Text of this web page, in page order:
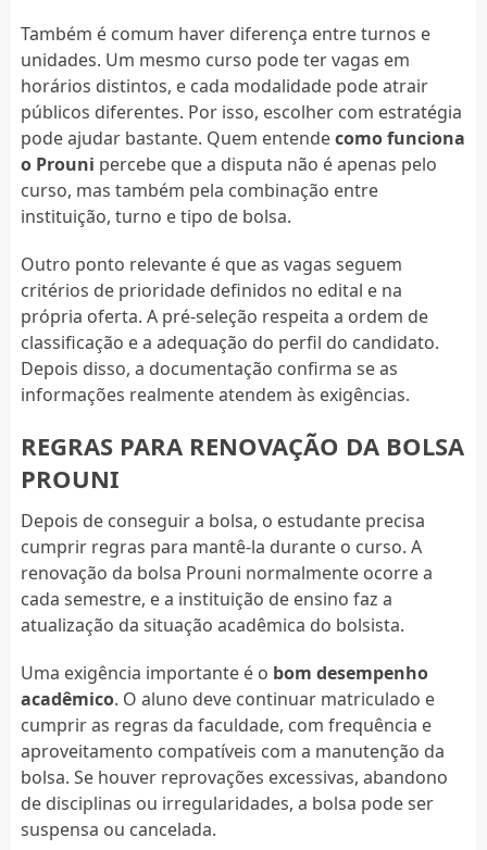
Também é comum haver diferença entre turnos e
unidades. Um mesmo curso pode ter vagas em
horários distintos, e cada modalidade pode atrair
públicos diferentes. Por isso, escolher com estratégia
pode ajudar bastante. Quem entendecomo funciona
o Prouni percebe que a disputa não é apenas pelo
curso, mas também pela combinação entre
instituição, turno e tipo de bolsa.
Outro ponto relevante é que as vagas seguem
critérios de prioridade definidos no edital e na
própria oferta. A pré-seleção respeita a ordem de
classificação e a adequação do perfil do candidato.
Depois disso, a documentação confirma se as
informações realmente atendem às exigências.
REGRAS PARA RENOVAÇÃO DA BOLSA
PROUNI
Depois de conseguir a bolsa, o estudante precisa
cumprir regras para mantê-la durante o curso. A
renovação da bolsa Prouni normalmente ocorre a
cada semestre, e a instituição de ensino faz a
atualização da situação acadêmica do bolsista.
Uma exigência importante é o bom desempenho
acadêmico. O aluno deve continuar matriculado e
cumprir as regras da faculdade, com frequência e
aproveitamento compatíveis com a manutenção da
bolsa. Se houver reprovações excessivas, abandono
de disciplinas ou irregularidades, a bolsa pode ser
suspensa ou cancelada.